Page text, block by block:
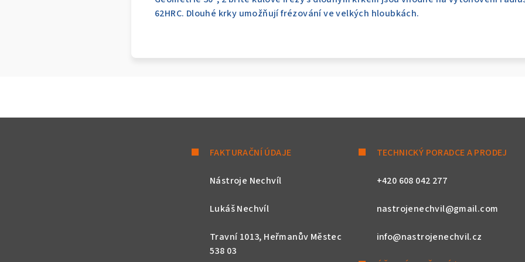
62HRC. Dlouhé krky umožňují frézování ve velkých hloubkách.
FAKTURAČNÍ ÚDAJE
Nástroje Nechvíl
Lukáš Nechvíl
Travní 1013, Heřmanův Městec
538 03
TECHNICKÝ PORADCE A PRODEJ
+420 608 042 277
nastrojenechvil@gmail.com
info@nastrojenechvil.cz